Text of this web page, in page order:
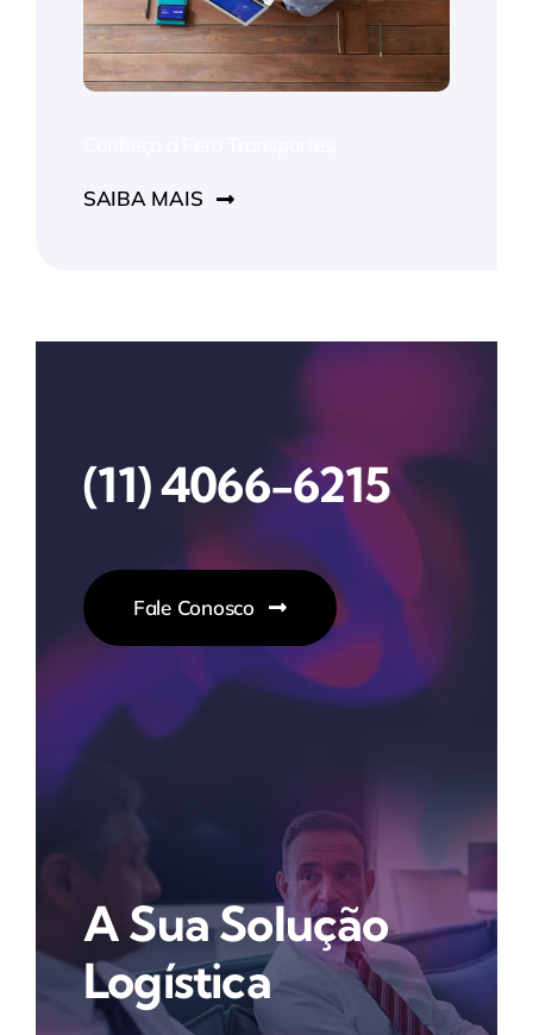
SAIBA MAIS
(11) 4066-6215
Fale Conosco
A Sua Solução
Logística